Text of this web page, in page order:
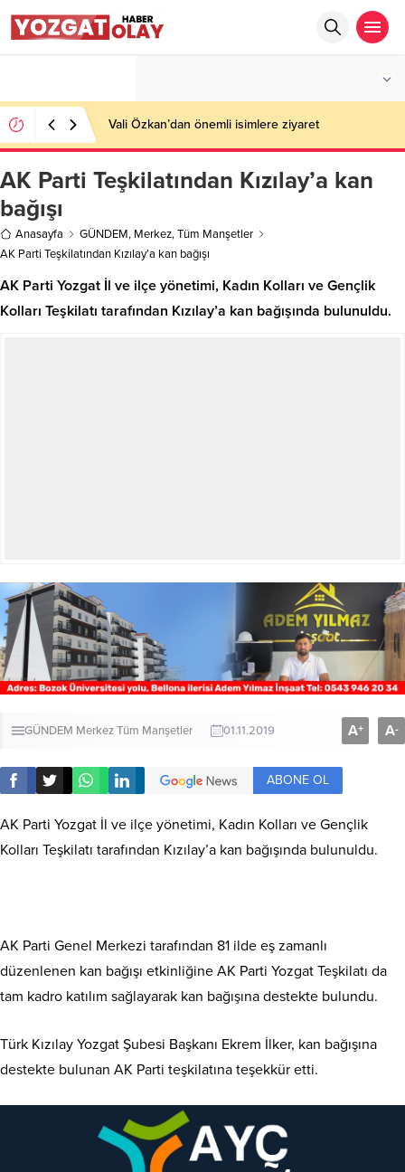
Vali Özkan’dan önemli isimlere ziyaret
AK Parti Teşkilatından Kızılay’a kan
bağışı
Anasayfa GÜNDEM, Merkez,Tüm Manşetler
AK Parti Teşkilatından Kızılay’a kan bağışı
AK Parti Yozgat İl ve ilçe yönetimi, Kadın Kolları ve Gençlik
Kolları Teşkilatı tarafından Kızılay’a kan bağışında bulunuldu.
GÜNDEM MerkezTüm Manşetler 01.11.2019 A+ A-
ABONE OL
AK Parti Yozgat İl ve ilçe yönetimi, Kadın Kolları ve Gençlik
Kolları Teşkilatı tarafından Kızılay’a kan bağışında bulunuldu.
AK Parti Genel Merkezi tarafından 81 ilde eş zamanlı
düzenlenen kan bağışı etkinliğine AK Parti Yozgat Teşkilatı da
tam kadro katılım sağlayarak kan bağışına destekte bulundu.
Türk Kızılay Yozgat Şubesi Başkanı Ekrem İlker, kan bağışına
destekte bulunan AK Parti teşkilatına teşekkür etti.